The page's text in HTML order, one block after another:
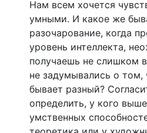
Нам всем хочется
умными. И какое же
разочарование, когда
уровень интеллекта,
получаешь не слишком
не задумывались о том,
бывает разный?
определить, у кого
умственных